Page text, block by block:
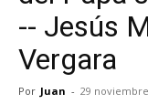
-- Jesús
Vergara
Por Juan - 29